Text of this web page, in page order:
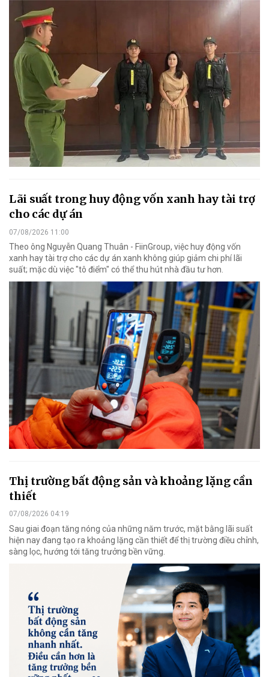
Lãi suất trong huy động vốn xanh hay tài trợ
cho các dự án
07/08/2026 11:00
Theo ông Nguyễn Quang Thuân - FiinGroup, việc huy động vốn
xanh hay tài trợ cho các dự án xanh không giúp giảm chi phí lãi
suất; mặc dù việc "tô điểm" có thể thu hút nhà đầu tư hơn.
Thị trường bất động sản và khoảng lặng cần
thiết
07/08/2026 04:19
Sau giai đoạn tăng nóng của những năm trước, mặt bằng lãi suất
hiện nay đang tạo ra khoảng lặng cần thiết để thị trường điều chỉnh,
sàng lọc, hướng tới tăng trưởng bền vững.